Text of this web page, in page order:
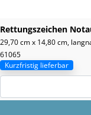
Rettungszeichen
29,70 cm x 14,80 cm,
61065
Kurzfristig lieferbar